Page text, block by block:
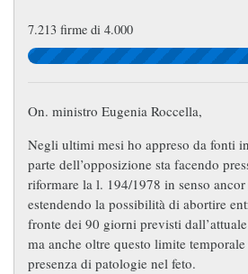
7.213 firme di 4.000
On. ministro Eugenia Roccella,
Negli ultimi mesi ho appreso da fonti
parte dell’opposizione sta facendo
riformare la l. 194/1978 in senso
estendendo la possibilità di abortire
fronte dei 90 giorni previsti
ma anche oltre questo limite
presenza di patologie nel feto.